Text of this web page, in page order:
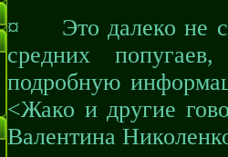
¤ Это далеко не
средних
подробную
<Жако и другие
Валентина